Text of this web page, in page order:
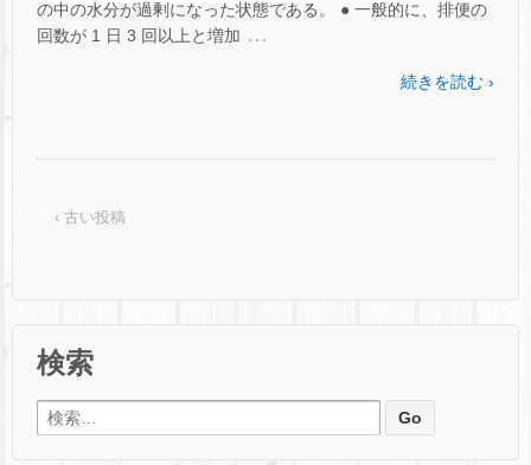
の中の水分が過剰になった状態である。 ● 一般的に、排便の
回数が 1 日 3 回以上と増加 …
続きを読む ›
‹ 古い投稿
検索
検索: